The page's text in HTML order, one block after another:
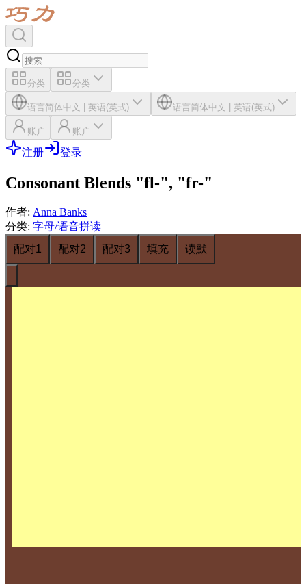
分类 分类
语言简体中文 | 英语(英式) 语言简体中文 | 英语(英式)
账户 账户
注册 登录
Consonant Blends "fl-", "fr-"
作者: Anna Banks
分类: 字母/语音拼读
配对1
配对2 配对3 填充 读默